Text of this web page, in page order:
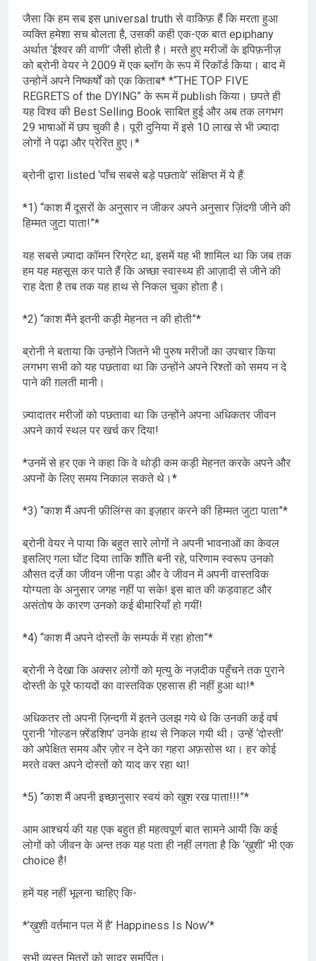
जैसा कि हम सब इस universal truth से वाकिफ़ हैं कि मरता हुआ
व्यक्ति हमेशा सच बोलता है, उसकी कही एक-एक बात epiphany
अर्थात ‘ईश्वर की वाणी’ जैसी होती है। मरते हुए मरीजों के इपिफ़नीज़
को ब्रोनी वेयर ने 2009 में एक ब्लॉग के रूप में रिकॉर्ड किया। बाद में
उन्होनें अपने निष्कर्षों को एक किताब* *“THE TOP FIVE
REGRETS of the DYING” के रूम में publish किया। छपते ही
यह विश्व की Best Selling Book साबित हुई और अब तक लगभग
29 भाषाओं में छप चुकी है। पूरी दुनिया में इसे 10 लाख से भी ज़्यादा
लोगों ने पढ़ा और प्रेरित हुए।*
ब्रोनी द्वारा listed ‘पाँच सबसे बड़े पछतावे’ संक्षिप्त में ये हैं:
*1) “काश मैं दूसरों के अनुसार न जीकर अपने अनुसार ज़िंदगी जीने की
हिम्मत जुटा पाता!”*
यह सबसे ज़्यादा कॉमन रिग्रेट था, इसमें यह भी शामिल था कि जब तक
हम यह महसूस कर पाते हैं कि अच्छा स्वास्थ्य ही आज़ादी से जीने की
राह देता है तब तक यह हाथ से निकल चुका होता है।
*2) “काश मैंने इतनी कड़ी मेहनत न की होती”*
ब्रोनी ने बताया कि उन्होंने जितने भी पुरुष मरीजों का उपचार किया
लगभग सभी को यह पछतावा था कि उन्होंने अपने रिश्तों को समय न दे
पाने की ग़लती मानी।
ज़्यादातर मरीजों को पछतावा था कि उन्होंने अपना अधिकतर जीवन
अपने कार्य स्थल पर खर्च कर दिया!
*उनमें से हर एक ने कहा कि वे थोड़ी कम कड़ी मेहनत करके अपने और
अपनों के लिए समय निकाल सकते थे।*
*3) “काश मैं अपनी फ़ीलिंग्स का इज़हार करने की हिम्मत जुटा पाता”*
ब्रोनी वेयर ने पाया कि बहुत सारे लोगों ने अपनी भावनाओं का केवल
इसलिए गला घोंट दिया ताकि शाँति बनी रहे, परिणाम स्वरूप उनको
औसत दर्ज़े का जीवन जीना पड़ा और वे जीवन में अपनी वास्तविक
योग्यता के अनुसार जगह नहीं पा सके! इस बात की कड़वाहट और
असंतोष के कारण उनको कई बीमारियाँ हो गयीं!
*4) “काश मैं अपने दोस्तों के सम्पर्क में रहा होता”*
ब्रोनी ने देखा कि अक्सर लोगों को मृत्यु के नज़दीक पहुँचने तक पुराने
दोस्ती के पूरे फायदों का वास्तविक एहसास ही नहीं हुआ था!*
अधिकतर तो अपनी ज़िन्दगी में इतने उलझ गये थे कि उनकी कई वर्ष
पुरानी ‘गोल्डन फ़्रेंडशिप’ उनके हाथ से निकल गयी थी। उन्हें ‘दोस्ती’
को अपेक्षित समय और ज़ोर न देने का गहरा अफ़सोस था। हर कोई
मरते वक्त अपने दोस्तों को याद कर रहा था!
*5) “काश मैं अपनी इच्छानुसार स्वयं को खुश रख पाता!!!”*
आम आश्चर्य की यह एक बहुत ही महत्वपूर्ण बात सामने आयी कि कई
लोगों को जीवन के अन्त तक यह पता ही नहीं लगता है कि ‘ख़ुशी’ भी एक
choice है!
हमें यह नहीं भूलना चाहिए कि-
*’ख़ुशी वर्तमान पल में है’ Happiness Is Now’*
सभी व्यस्त मित्रों को सादर समर्पित।